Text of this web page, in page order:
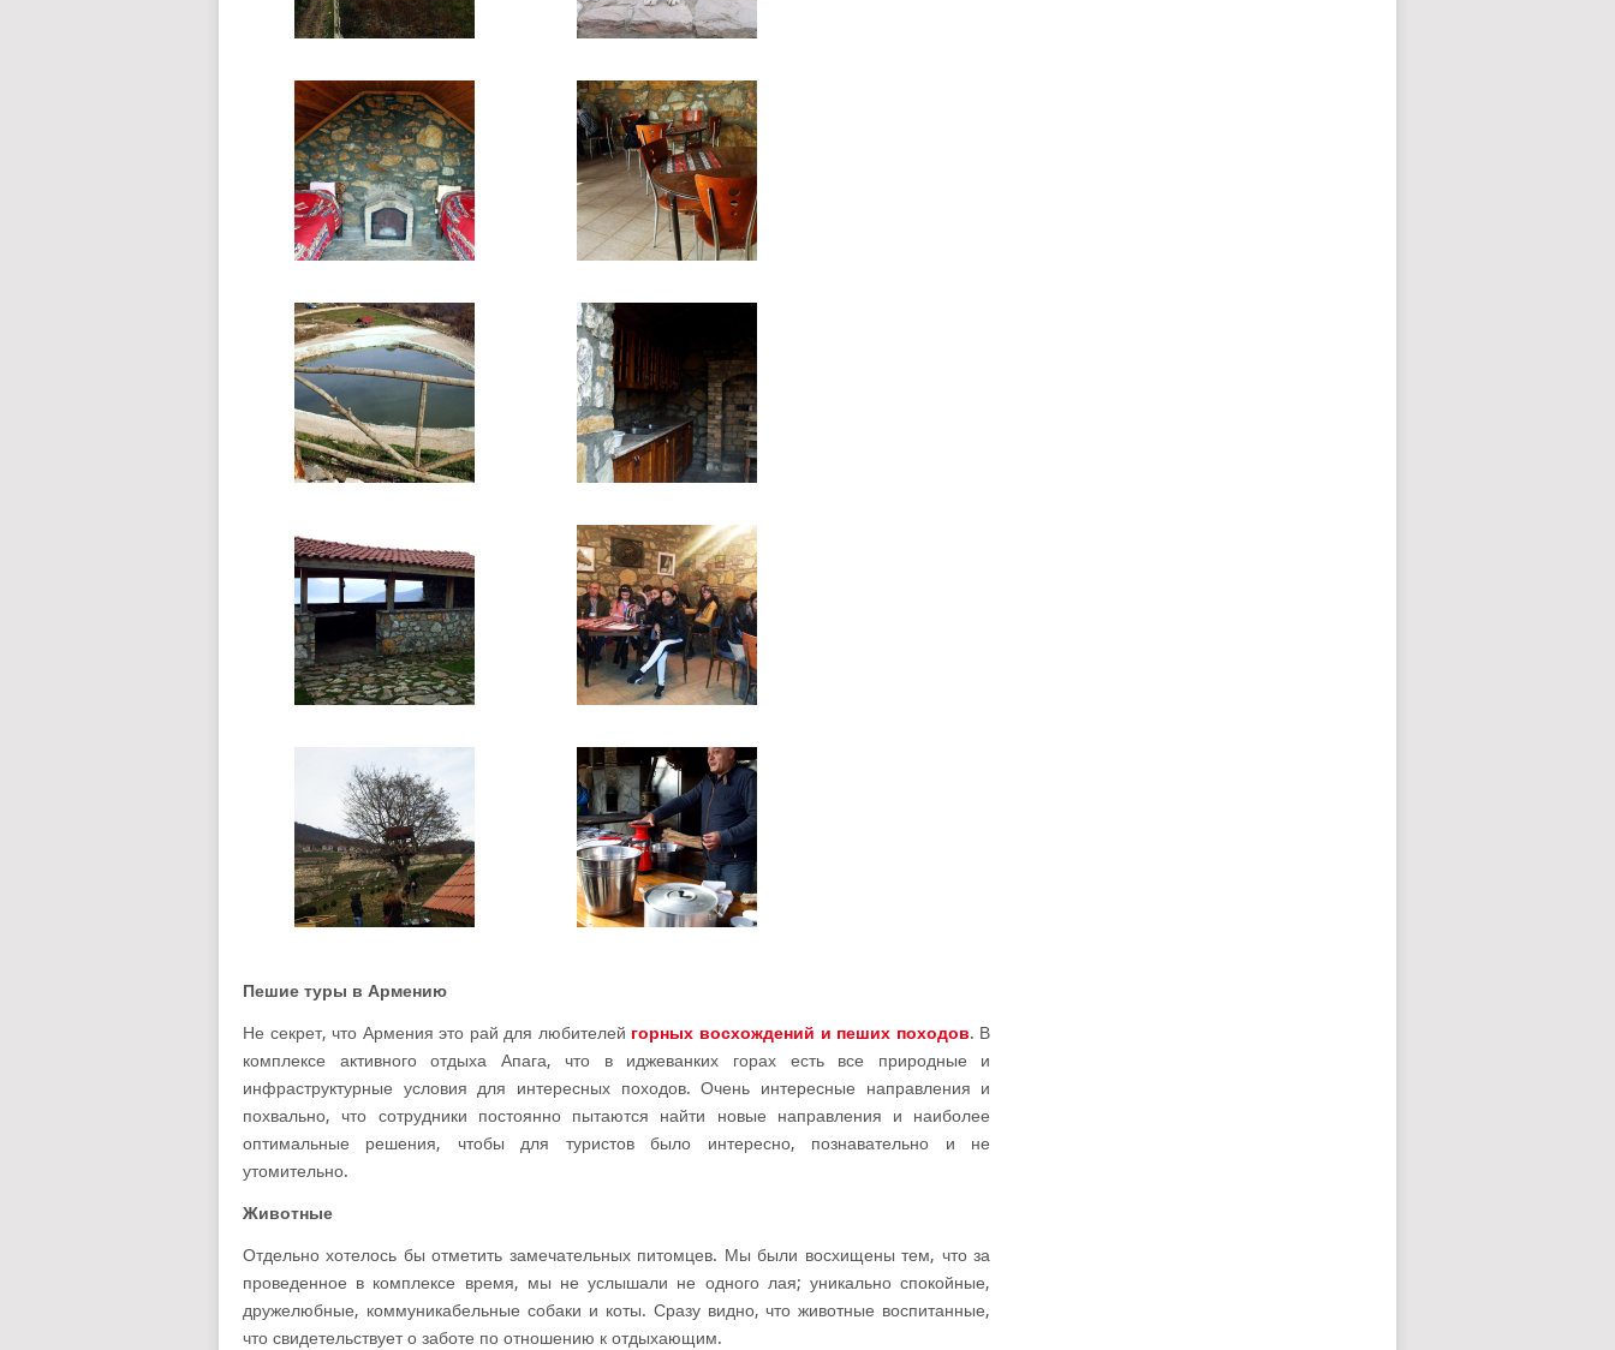
Пешие туры в Армению
Не секрет, что Армения это рай для любителей горных восхождений и пеших походов. В
комплексе активного отдыха Апага, что в иджеванких горах есть все природные и
инфраструктурные условия для интересных походов. Очень интересные направления и
похвально, что сотрудники постоянно пытаются найти новые направления и наиболее
оптимальные решения, чтобы для туристов было интересно, познавательно и не
утомительно.
Животные
Отдельно хотелось бы отметить замечательных питомцев. Мы были восхищены тем, что за
проведенное в комплексе время, мы не услышали не одного лая; уникально спокойные,
дружелюбные, коммуникабельные собаки и коты. Сразу видно, что животные воспитанные,
что свидетельствует о заботе по отношению к отдыхающим.